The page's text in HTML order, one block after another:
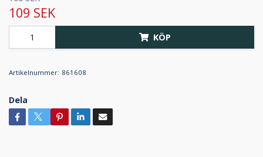
109 SEK
KÖP
Artikelnummer: 861608
Dela